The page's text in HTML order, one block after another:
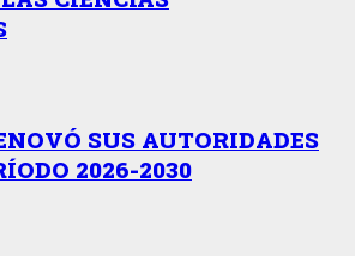
SUS AUTORIDADES
2026-2030